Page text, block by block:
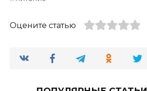
Оцените статью